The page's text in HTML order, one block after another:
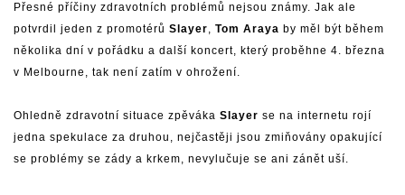
Přesné příčiny zdravotních problémů nejsou známy. Jak ale
potvrdil jeden z promotérů Slayer, Tom Araya by měl být během
několika dní v pořádku a další koncert, který proběhne 4. března
v Melbourne, tak není zatím v ohrožení.
Ohledně zdravotní situace zpěváka Slayer se na internetu rojí
jedna spekulace za druhou, nejčastěji jsou zmiňovány opakující
se problémy se zády a krkem, nevylučuje se ani zánět uší.